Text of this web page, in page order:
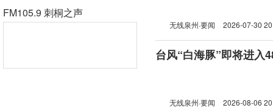
FM105.9 刺桐之声
无线泉州·要闻 2026-07-30
台风“白海豚”即将进入
无线泉州·要闻 2026-08-06